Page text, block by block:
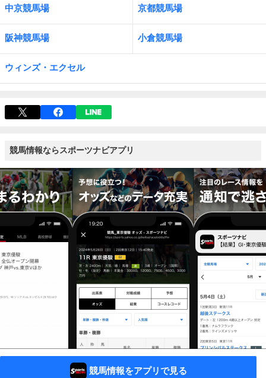
中京競馬場 京都競馬場
阪神競馬場 小倉競馬場
ウィンズ・エクセル
競馬情報ならスポーツナビアプリ
競馬情報をアプリで見る